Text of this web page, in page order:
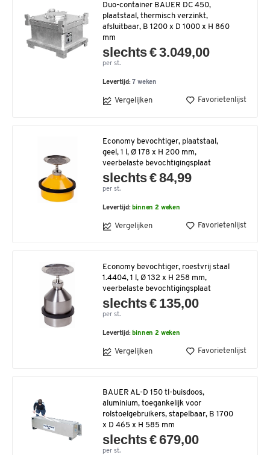
Duo-container BAUER DC 450,
plaatstaal, thermisch verzinkt,
afsluitbaar, B 1200 x D 1000 x H 860
mm
slechts € 3.049,00
per st.
Levertijd:7 weken
Vergelijken Favorietenlijst
Economy bevochtiger, plaatstaal,
geel, 1 l, Ø 178 x H 200 mm,
veerbelaste bevochtigingsplaat
slechts € 84,99
per st.
Levertijd: binnen 2 weken
Vergelijken Favorietenlijst
Economy bevochtiger, roestvrij staal
1.4404, 1 l, Ø 132 x H 258 mm,
veerbelaste bevochtigingsplaat
slechts € 135,00
per st.
Levertijd: binnen 2 weken
Vergelijken Favorietenlijst
BAUER AL-D 150 tl-buisdoos,
aluminium, toegankelijk voor
rolstoelgebruikers, stapelbaar, B 1700
x D 465 x H 585 mm
slechts € 679,00
per st.